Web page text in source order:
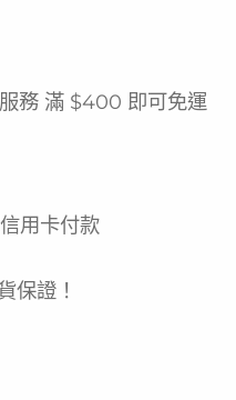
進健康成效，是臨床營養
的杏桃味營養奶，方便易
用作代餐，適合需要額外
務 滿 $400 即可免運
用卡付款
保證！